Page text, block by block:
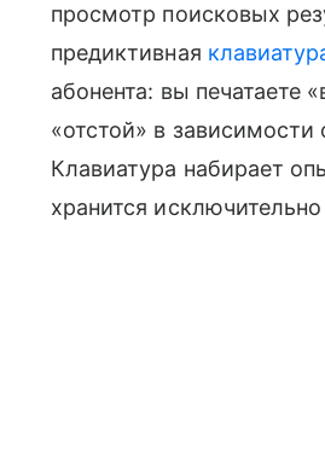
просмотр поисковых
предиктивная
абонента: вы печатаете
«отстой» в зависимости
Клавиатура набирает
хранится